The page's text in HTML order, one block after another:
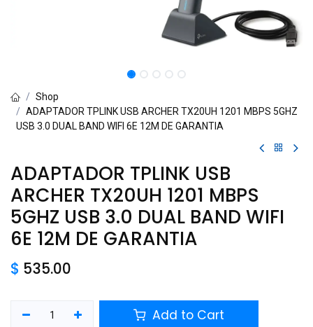
Shop
ADAPTADOR TPLINK USB ARCHER TX20UH 1201 MBPS 5GHZ
USB 3.0 DUAL BAND WIFI 6E 12M DE GARANTIA
ADAPTADOR TPLINK USB
ARCHER TX20UH 1201 MBPS
5GHZ USB 3.0 DUAL BAND WIFI
6E 12M DE GARANTIA
$ 535.00
Add to Cart